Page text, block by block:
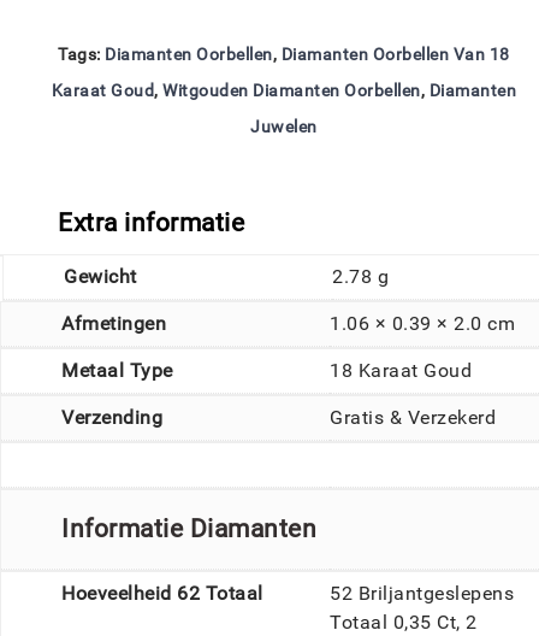
Tags: Diamanten Oorbellen, Diamanten Oorbellen Van 18
Karaat Goud,Witgouden Diamanten Oorbellen, Diamanten
Juwelen
Extra informatie
Gewicht 2.78 g
Afmetingen 1.06 × 0.39 × 2.0 cm
Metaal Type 18 Karaat Goud
Verzending Gratis & Verzekerd
Informatie Diamanten
Hoeveelheid 62 Totaal
52 Briljantgeslepens
Totaal 0,35 Ct, 2